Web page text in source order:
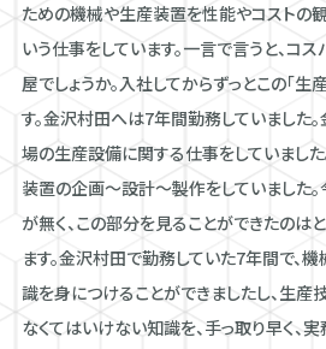
ための機械や生産装置を性能やコストの
いう仕事をしています。一言で言うと、コ
屋でしょうか。入社してからずっとこの「
す。金沢村田へは7年間勤務していました
場の生産設備に関する仕事をしていました
装置の企画〜設計〜製作をしていました
が無く、この部分を見ることができたのは
ます。金沢村田で勤務していた7年間で、
識を身につけることができましたし、生産
なくてはいけない知識を、手っ取り早く、